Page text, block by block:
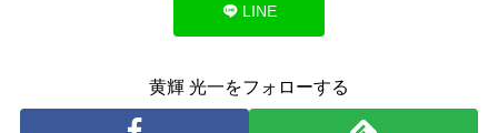
LINE
黄輝 光一をフォローする